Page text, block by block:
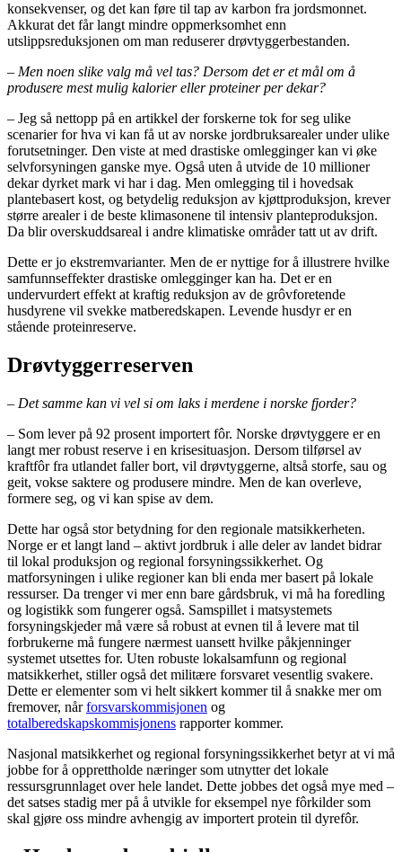
konsekvenser, og det kan føre til tap av karbon fra jordsmonnet.
Akkurat det får langt mindre oppmerksomhet enn
utslippsreduksjonen om man reduserer drøvtyggerbestanden.
– Men noen slike valg må vel tas? Dersom det er et mål om å
produsere mest mulig kalorier eller proteiner per dekar?
– Jeg så nettopp på en artikkel der forskerne tok for seg ulike
scenarier for hva vi kan få ut av norske jordbruksarealer under ulike
forutsetninger. Den viste at med drastiske omlegginger kan vi øke
selvforsyningen ganske mye. Også uten å utvide de 10 millioner
dekar dyrket mark vi har i dag. Men omlegging til i hovedsak
plantebasert kost, og betydelig reduksjon av kjøttproduksjon, krever
større arealer i de beste klimasonene til intensiv planteproduksjon.
Da blir overskuddsareal i andre klimatiske områder tatt ut av drift.
Dette er jo ekstremvarianter. Men de er nyttige for å illustrere hvilke
samfunnseffekter drastiske omlegginger kan ha. Det er en
undervurdert effekt at kraftig reduksjon av de grôvforetende
husdyrene vil svekke matberedskapen. Levende husdyr er en
stående proteinreserve.
Drøvtyggerreserven
– Det samme kan vi vel si om laks i merdene i norske fjorder?
– Som lever på 92 prosent importert fôr. Norske drøvtyggere er en
langt mer robust reserve i en krisesituasjon. Dersom tilførsel av
kraftfôr fra utlandet faller bort, vil drøvtyggerne, altså storfe, sau og
geit, vokse saktere og produsere mindre. Men de kan overleve,
formere seg, og vi kan spise av dem.
Dette har også stor betydning for den regionale matsikkerheten.
Norge er et langt land – aktivt jordbruk i alle deler av landet bidrar
til lokal produksjon og regional forsyningssikkerhet. Og
matforsyningen i ulike regioner kan bli enda mer basert på lokale
ressurser. Da trenger vi mer enn bare gårdsbruk, vi må ha foredling
og logistikk som fungerer også. Samspillet i matsystemets
forsyningskjeder må være så robust at evnen til å levere mat til
forbrukerne må fungere nærmest uansett hvilke påkjenninger
systemet utsettes for. Uten robuste lokalsamfunn og regional
matsikkerhet, stiller også det militære forsvaret vesentlig svakere.
Dette er elementer som vi helt sikkert kommer til å snakke mer om
fremover, nårforsvarskommisjonen og
totalberedskapskommisjonens rapporter kommer.
Nasjonal matsikkerhet og regional forsyningssikkerhet betyr at vi må
jobbe for å opprettholde næringer som utnytter det lokale
ressursgrunnlaget over hele landet. Dette jobbes det også mye med –
det satses stadig mer på å utvikle for eksempel nye fôrkilder som
skal gjøre oss mindre avhengig av importert protein til dyrefôr.